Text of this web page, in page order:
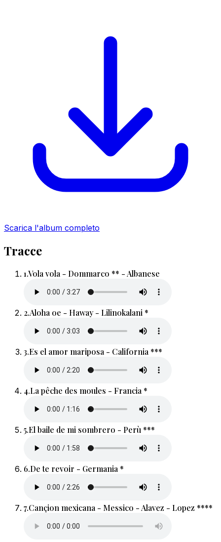
Scarica l'album completo
Tracce
1.Vola vola - Dommarco ** - Albanese
2.Aloha oe - Haway - Lilinokalani *
3.Es el amor mariposa - California ***
4.La pêche des moules - Francia *
5.El baile de mi sombrero - Perù ***
6.De te revoir - Germania *
7.Cançion mexicana - Messico - Alavez - Lopez ****